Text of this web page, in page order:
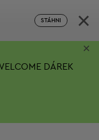
STÁHNI ×
DÁREK
×